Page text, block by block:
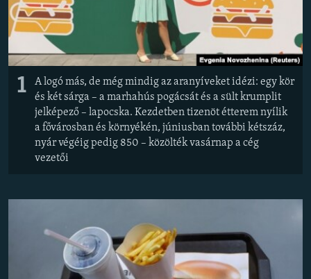
Valamennyi RFE/RL weboldal
1
A logó más, de még mindig az aranyíveket idézi: egy kör
és két sárga – a marhahús pogácsát és a sült krumplit
jelképező – lapocska. Kezdetben tizenöt étterem nyílik
a fővárosban és környékén, júniusban további kétszáz,
nyár végéig pedig 850 – közölték vasárnap a cég
vezetői